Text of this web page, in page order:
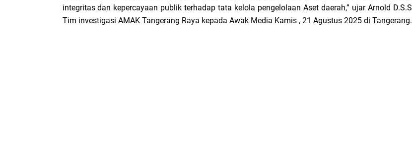
integritas dan kepercayaan publik terhadap tata kelola pengelolaan Aset daerah,” ujar Arnold D.S.S
Tim investigasi AMAK Tangerang Raya kepada Awak Media Kamis , 21 Agustus 2025 di Tangerang.